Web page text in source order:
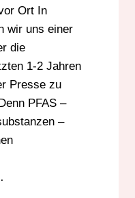
Ort In
wir uns einer
die
1-2 Jahren
Presse zu
PFAS –
–